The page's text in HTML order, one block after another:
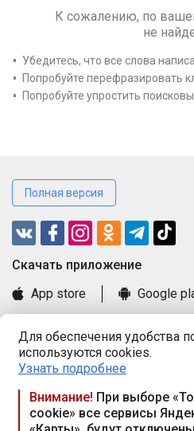
Для обеспечения удобства
используются cookies.
Узнать подробнее
Внимание! При выборе
cookie» все сервисы
К сожалению, по
не
Убедитесь, что все слова
Попробуйте перефразировать
Попробуйте упростить
Полная версия
Cкачать приложение
App store
Google
Книга замечаний и предложений
Правила и документы
Praca.by © 2000—2026, ООО
Республика Беларусь, 220114, г.
117а, пом. № 9.